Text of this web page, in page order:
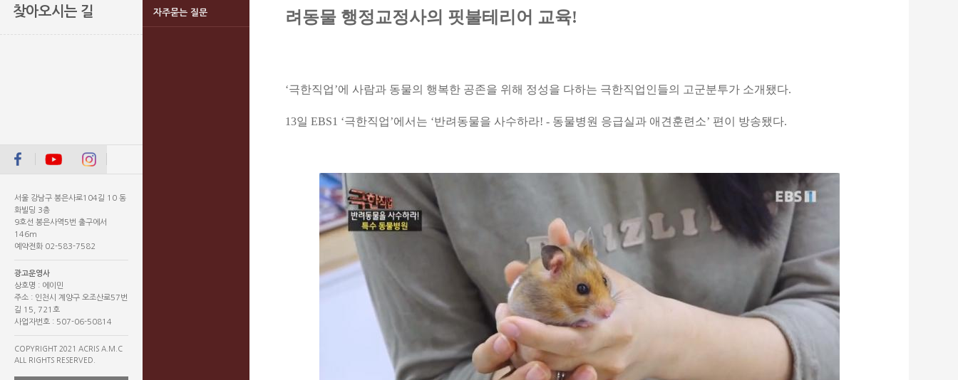
찾아오시는 길
서울 강남구 봉은사로104길 10 동
화빌딩 3층
9호선 봉은사역5번 출구에서
146m
예약전화 02-583-7582
광고운영사
상호명 : 에이민
주소 : 인천시 계양구 오조산로57번
길 15, 721호
사업자번호 : 507-06-50814
COPYRIGHT 2021 ACRIS A.M.C
ALL RIGHTS RESERVED.
자주묻는 질문
려동물 행정교정사의 핏불테리어 교육!
‘극한직업’에 사람과 동물의 행복한 공존을 위해 정성을 다하는 극한직업인들의 고군분투가 소개됐다.
13일 EBS1 ‘극한직업’에서는 ‘반려동물을 사수하라! - 동물병원 응급실과 애견훈련소’ 편이 방송됐다.